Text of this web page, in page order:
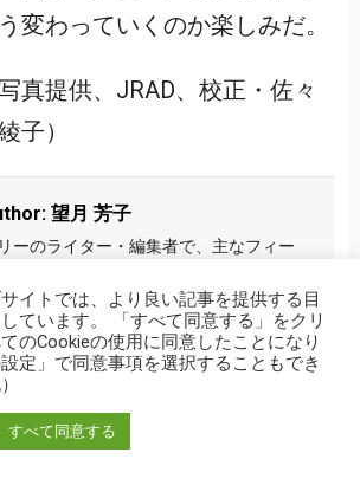
変わっていくのか楽しみだ。
真提供、JRAD、校正・佐々
子）
望月 芳子
ーのライター・編集者で、主なフィー
ックの前身、フェスピック（FESPIC
アランプール大会頃から、2008年の北
までパラフォトに編集・校正担当として
者スポーツの魅力に目覚め、いちファン
ラフォトに復帰。「知り、知らせる」活
える。
イトでは、より良い記事を提供する目
ています。 「すべて同意する」をクリ
のCookieの使用に同意したことになり
定」で同意事項を選択することもでき
すべて同意する